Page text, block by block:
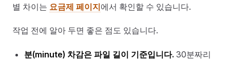
별 차이는 요금제 페이지에서 확인할 수 있습니다.
작업 전에 알아 두면 좋은 점도 있습니다.
분(minute) 차감은 파일 길이 기준입니다. 30분짜리